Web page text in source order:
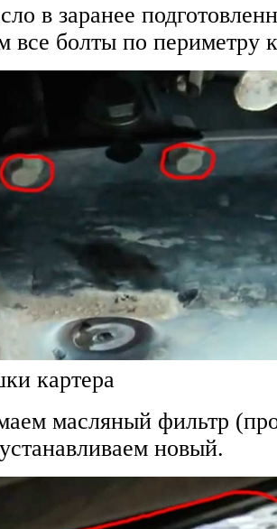
в заранее
все болты по периметру
картера
масляный фильтр
новый.